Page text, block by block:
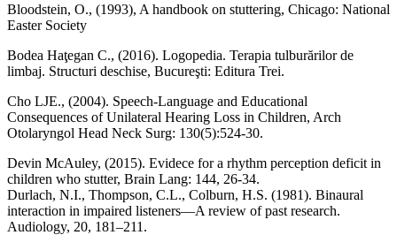
Bloodstein, O., (1993), A handbook on stuttering, Chicago: National
Easter Society
Bodea Haţegan C., (2016). Logopedia. Terapia tulburărilor de
limbaj. Structuri deschise, Bucureşti: Editura Trei.
Cho LJE., (2004). Speech-Language and Educational
Consequences of Unilateral Hearing Loss in Children, Arch
Otolaryngol Head Neck Surg: 130(5):524-30.
Devin McAuley, (2015). Evidece for a rhythm perception deficit in
children who stutter, Brain Lang: 144, 26-34.
Durlach, N.I., Thompson, C.L., Colburn, H.S. (1981). Binaural
interaction in impaired listeners—A review of past research.
Audiology, 20, 181–211.